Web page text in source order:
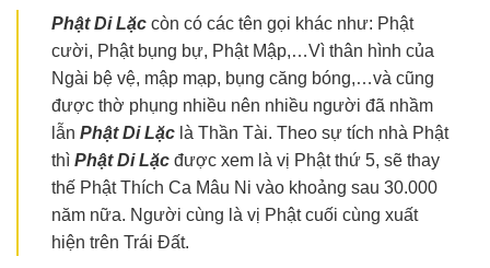
Phật Di Lặc còn có các tên gọi khác như: Phật
cười, Phật bụng bự, Phật Mập,…Vì thân hình của
Ngài bệ vệ, mập mạp, bụng căng bóng,…và cũng
được thờ phụng nhiều nên nhiều người đã nhầm
lẫn Phật Di Lặc là Thần Tài. Theo sự tích nhà Phật
thì Phật Di Lặc được xem là vị Phật thứ 5, sẽ thay
thế Phật Thích Ca Mâu Ni vào khoảng sau 30.000
năm nữa. Người cùng là vị Phật cuối cùng xuất
hiện trên Trái Đất.